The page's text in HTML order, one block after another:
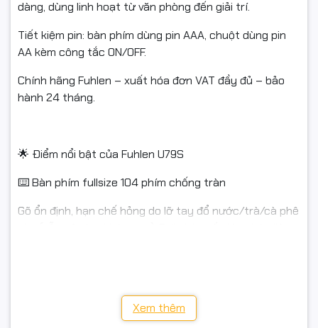
dàng, dùng linh hoạt từ văn phòng đến giải trí.
Tiết kiệm pin: bàn phím dùng pin AAA, chuột dùng pin
AA kèm công tắc ON/OFF.
Chính hãng Fuhlen – xuất hóa đơn VAT đầy đủ – bảo
hành 24 tháng.
🌟 Điểm nổi bật của Fuhlen U79S
⌨️ Bàn phím fullsize 104 phím chống tràn
Gõ ổn định, hạn chế hỏng do lỡ tay đổ nước/trà/cà phê
🔤 Ký tự khắc laser – bền, khó phai
Xem thêm
Hệ điều hành: Windows / macOS
Bảo hành: Chính hãng 24 tháng
Văn phòng: nhập liệu, kế toán, soạn thảo, làm việc trên phần